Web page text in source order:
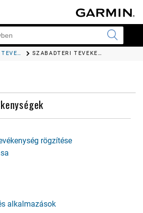
TEVÉKENYSÉGEK ÉS ALKALMAZÁSOK SZABADTÉRI TEVÉKENYSÉGEK
rögzítése
alkalmazások